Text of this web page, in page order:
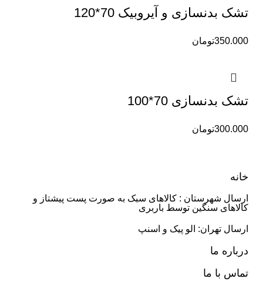
تشک بدنسازی و آیروبیک 70*120
تومان350.000
تشک بدنسازی 70*100
تومان300.000
خانه
ارسال شهرستان : کالاهای سبک به صورت پست پیشتاز و
کالاهای سنگین توسط باربری
ارسال تهران: الو پیک و اسنپ
درباره ما
تماس با ما